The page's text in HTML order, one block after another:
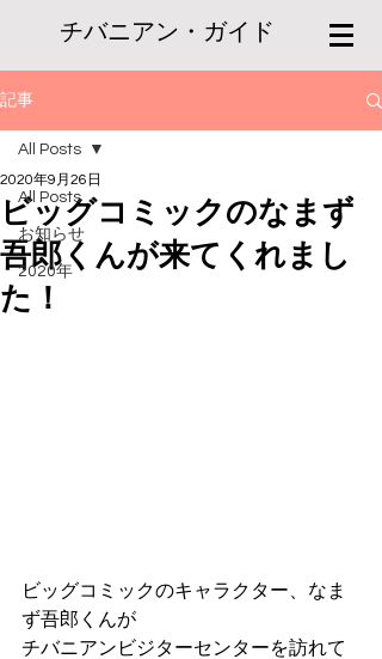
チバニアン・ガイド
記事
All Posts
お知らせ
2020年
All Posts
ビッグコミックのなまず
吾郎くんが来てくれまし
た！
2020年9月26日
ビッグコミックのキャラクター、なま
ず吾郎くんが
チバニアンビジターセンターを訪れて